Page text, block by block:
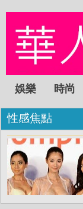
娛樂 時尚
性感焦點